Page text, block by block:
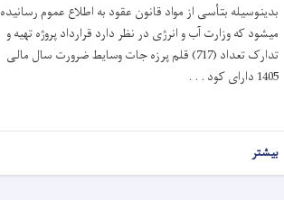
بدینوسیله بتأسی از مواد قانون عقود به اطلاع عموم رسانیده
میشود که وزارت آب و انرژی در نظر دارد قرارداد پروژه تهیه و
تدارک تعداد (717) قلم پرزه جات وسایط ضرورت سال مالی
1405 دارای کود . . .
بیشتر